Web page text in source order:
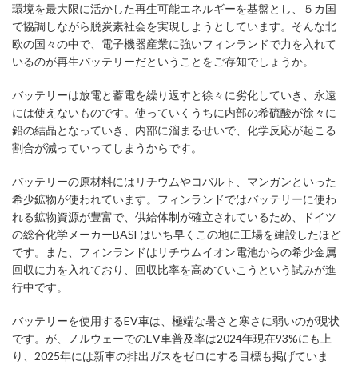
環境を最大限に活かした再生可能エネルギーを基盤とし、５カ国
で協調しながら脱炭素社会を実現しようとしています。そんな北
欧の国々の中で、電子機器産業に強いフィンランドで力を入れて
いるのが再生バッテリーだということをご存知でしょうか。
バッテリーは放電と蓄電を繰り返すと徐々に劣化していき、永遠
には使えないものです。使っていくうちに内部の希硫酸が徐々に
鉛の結晶となっていき、内部に溜まるせいで、化学反応が起こる
割合が減っていってしまうからです。
バッテリーの原材料にはリチウムやコバルト、マンガンといった
希少鉱物が使われています。フィンランドではバッテリーに使わ
れる鉱物資源が豊富で、供給体制が確立されているため、ドイツ
の総合化学メーカーBASFはいち早くこの地に工場を建設したほど
です。また、フィンランドはリチウムイオン電池からの希少金属
回収に力を入れており、回収比率を高めていこうという試みが進
行中です。
バッテリーを使用するEV車は、極端な暑さと寒さに弱いのが現状
です。が、ノルウェーでのEV車普及率は2024年現在93%にも上
り、2025年には新車の排出ガスをゼロにする目標も掲げていま